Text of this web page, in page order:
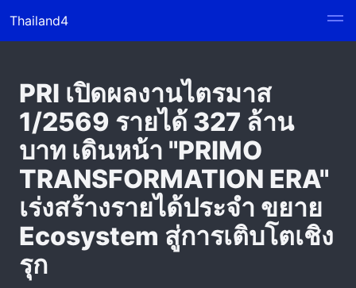
Thailand4
PRI เปิดผลงานไตรมาส
1/2569 รายได้ 327 ล้าน
บาท เดินหน้า "PRIMO
TRANSFORMATION ERA"
เร่งสร้างรายได้ประจำ ขยาย
Ecosystem สู่การเติบโตเชิง
รุก